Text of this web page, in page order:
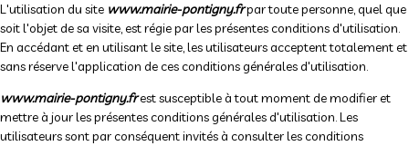
L'utilisation du site www.mairie-pontigny.frpar toute personne, quel que
soit l'objet de sa visite, est régie par les présentes conditions d'utilisation.
En accédant et en utilisant le site, les utilisateurs acceptent totalement et
sans réserve l'application de ces conditions générales d'utilisation.
www.mairie-pontigny.frest susceptible à tout moment de modifier et
mettre à jour les présentes conditions générales d'utilisation. Les
utilisateurs sont par conséquent invités à consulter les conditions